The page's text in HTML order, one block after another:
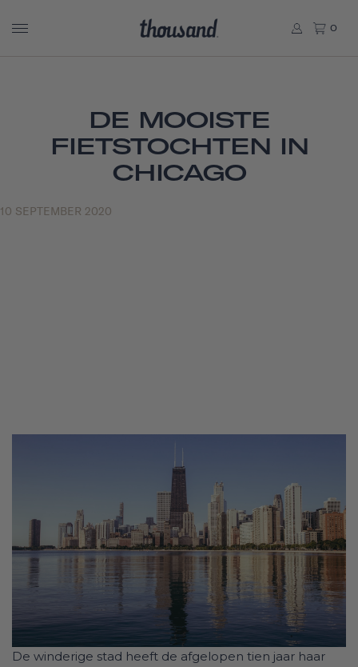
0
DE MOOISTE
FIETSTOCHTEN IN
CHICAGO
10 SEPTEMBER 2020
De winderige stad heeft de afgelopen tien jaar haar